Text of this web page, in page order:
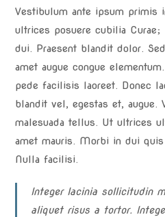
Vestibulum ante ipsum primis
ultrices posuere cubilia
dui. Praesent blandit dolor.
amet augue congue
pede facilisis laoreet. Donec
blandit vel, egestas et, augue.
malesuada tellus. Ut ultrices
amet mauris. Morbi in dui
Nulla facilisi.
Integer lacinia sollicitudin
aliquet risus a tortor.